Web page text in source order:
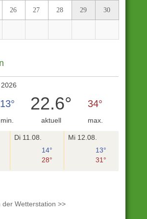
26 27 28 29 30
13°
min.
22.6°
aktuell
34°
max.
Di 11.08.
14°
28°
Mi 12.08.
13°
31°
der Wetterstation >>